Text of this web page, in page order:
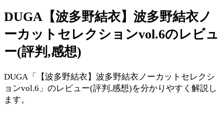
DUGA【波多野結衣】波多野結衣ノ
ーカットセレクションvol.6のレビュ
ー(評判,感想)
DUGA「【波多野結衣】波多野結衣ノーカットセレクシ
ョンvol.6」のレビュー(評判,感想)を分かりやすく解説し
ます。